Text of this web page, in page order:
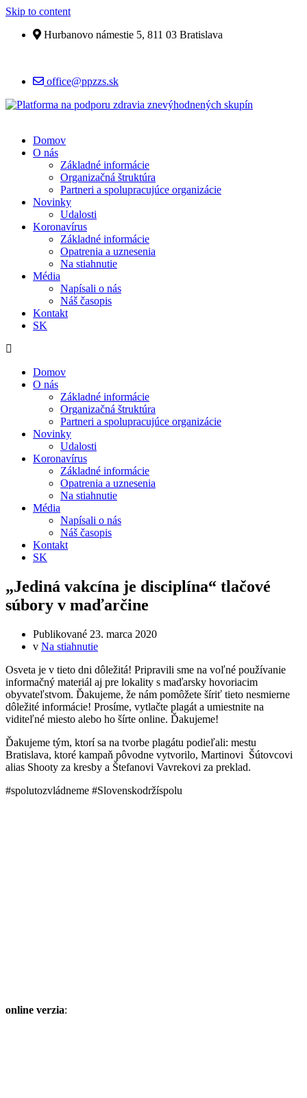
Skip to content
Hurbanovo námestie 5, 811 03 Bratislava
office@ppzzs.sk
Domov
O nás
Základné informácie
Organizačná štruktúra
Partneri a spolupracujúce organizácie
Novinky
Udalosti
Koronavírus
Základné informácie
Opatrenia a uznesenia
Na stiahnutie
Média
Napísali o nás
Náš časopis
Kontakt
SK
Domov
O nás
Základné informácie
Organizačná štruktúra
Partneri a spolupracujúce organizácie
Novinky
Udalosti
Koronavírus
Základné informácie
Opatrenia a uznesenia
Na stiahnutie
Média
Napísali o nás
Náš časopis
Kontakt
SK
„Jediná vakcína je disciplína“ tlačové
súbory v maďarčine
Publikované 23. marca 2020
v Na stiahnutie
Osveta je v tieto dni dôležitá! Pripravili sme na voľné používanie
informačný materiál aj pre lokality s maďarsky hovoriacim
obyvateľstvom. Ďakujeme, že nám pomôžete šíriť tieto nesmierne
dôležité informácie! Prosíme, vytlačte plagát a umiestnite na
viditeľné miesto alebo ho šírte online. Ďakujeme!
Ďakujeme tým, ktorí sa na tvorbe plagátu podieľali: mestu
Bratislava, ktoré kampaň pôvodne vytvorilo, Martinovi Šútovcovi
alias Shooty za kresby a Štefanovi Vavrekovi za preklad.
#spolutozvládneme #Slovenskodržíspolu
online verzia: